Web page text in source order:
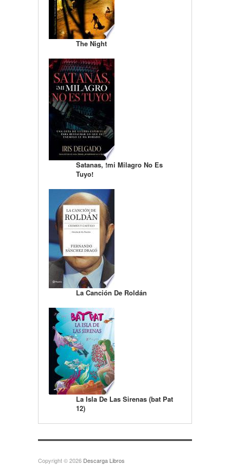
The Night
Satanas, !mi Milagro No Es
Tuyo!
La Canción De Roldán
La Isla De Las Sirenas (bat Pat
12)
Copyright © 2026 Descarga Libros